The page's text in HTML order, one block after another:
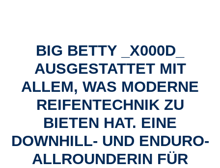
BIG BETTY _X000D_
AUSGESTATTET MIT
ALLEM, WAS MODERNE
REIFENTECHNIK ZU
BIETEN HAT. EINE
DOWNHILL- UND ENDURO-
ALLROUNDERIN FÜR